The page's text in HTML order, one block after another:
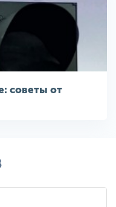
советы от